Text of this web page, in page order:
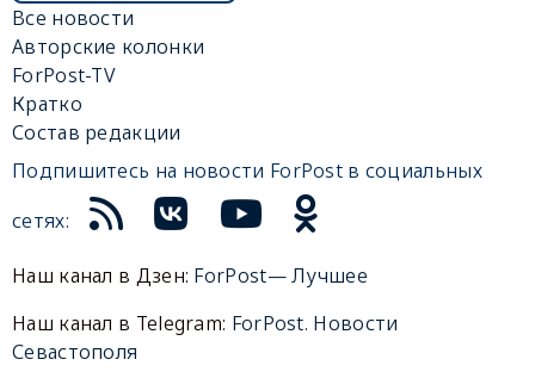
Все новости
Авторские колонки
ForPost-TV
Кратко
Состав редакции
Подпишитесь на новости ForPost в социальных
сетях:
Наш канал в Дзен: ForPost— Лучшее
Наш канал в Telegram: ForPost. Новости
Севастополя